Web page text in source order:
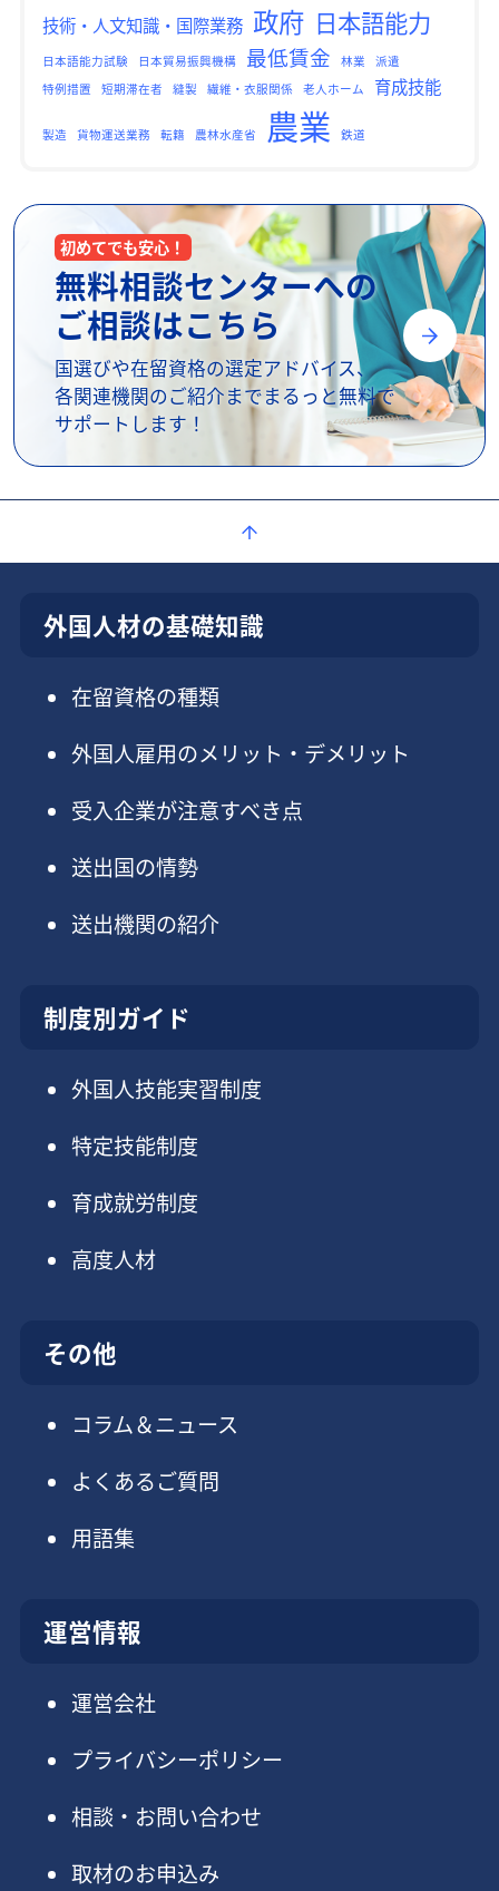
技術・人文知識・国際業務 政府 日本語能力
日本語能力試験 日本貿易振興機構 最低賃金 林業
派遣
特例措置
短期滞在者 縫製 繊維・衣服関係 老人ホーム 育成技能
製造 貨物運送業務 転籍 農林水産省 農業 鉄道
初めてでも安心！
無料相談センターへの
ご相談はこちら
国選びや在留資格の選定アドバイス、
各関連機関のご紹介までまるっと無料で
サポートします！
外国人材の基礎知識
在留資格の種類
外国人雇用のメリット・デメリット
受入企業が注意すべき点
送出国の情勢
送出機関の紹介
制度別ガイド
外国人技能実習制度
特定技能制度
育成就労制度
高度人材
その他
コラム＆ニュース
よくあるご質問
用語集
運営情報
運営会社
プライバシーポリシー
相談・お問い合わせ
取材のお申込み